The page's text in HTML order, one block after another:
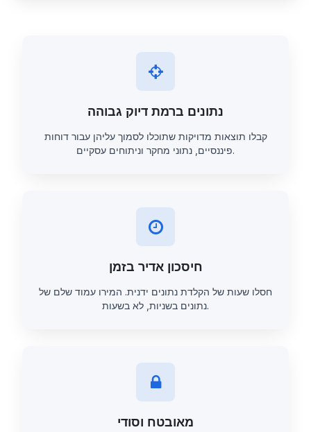
נתונים ברמת דיוק גבוהה
קבלו תוצאות מדויקות שתוכלו לסמוך עליהן עבור דוחות
פיננסיים, נתוני מחקר וניתוחים עסקיים.
חיסכון אדיר בזמן
חסלו שעות של הקלדת נתונים ידנית. המירו עמוד שלם של
נתונים בשניות, לא בשעות.
מאובטח וסודי